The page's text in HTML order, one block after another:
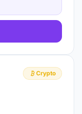
Crypto